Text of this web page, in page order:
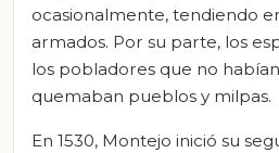
ocasionalmente, tendiendo
armados. Por su parte, los
los pobladores que no
quemaban pueblos y milpas.
En 1530, Montejo inició su